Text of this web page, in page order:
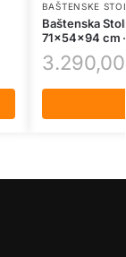
BAŠTENSKE
Baštenska
71x54x94 cm